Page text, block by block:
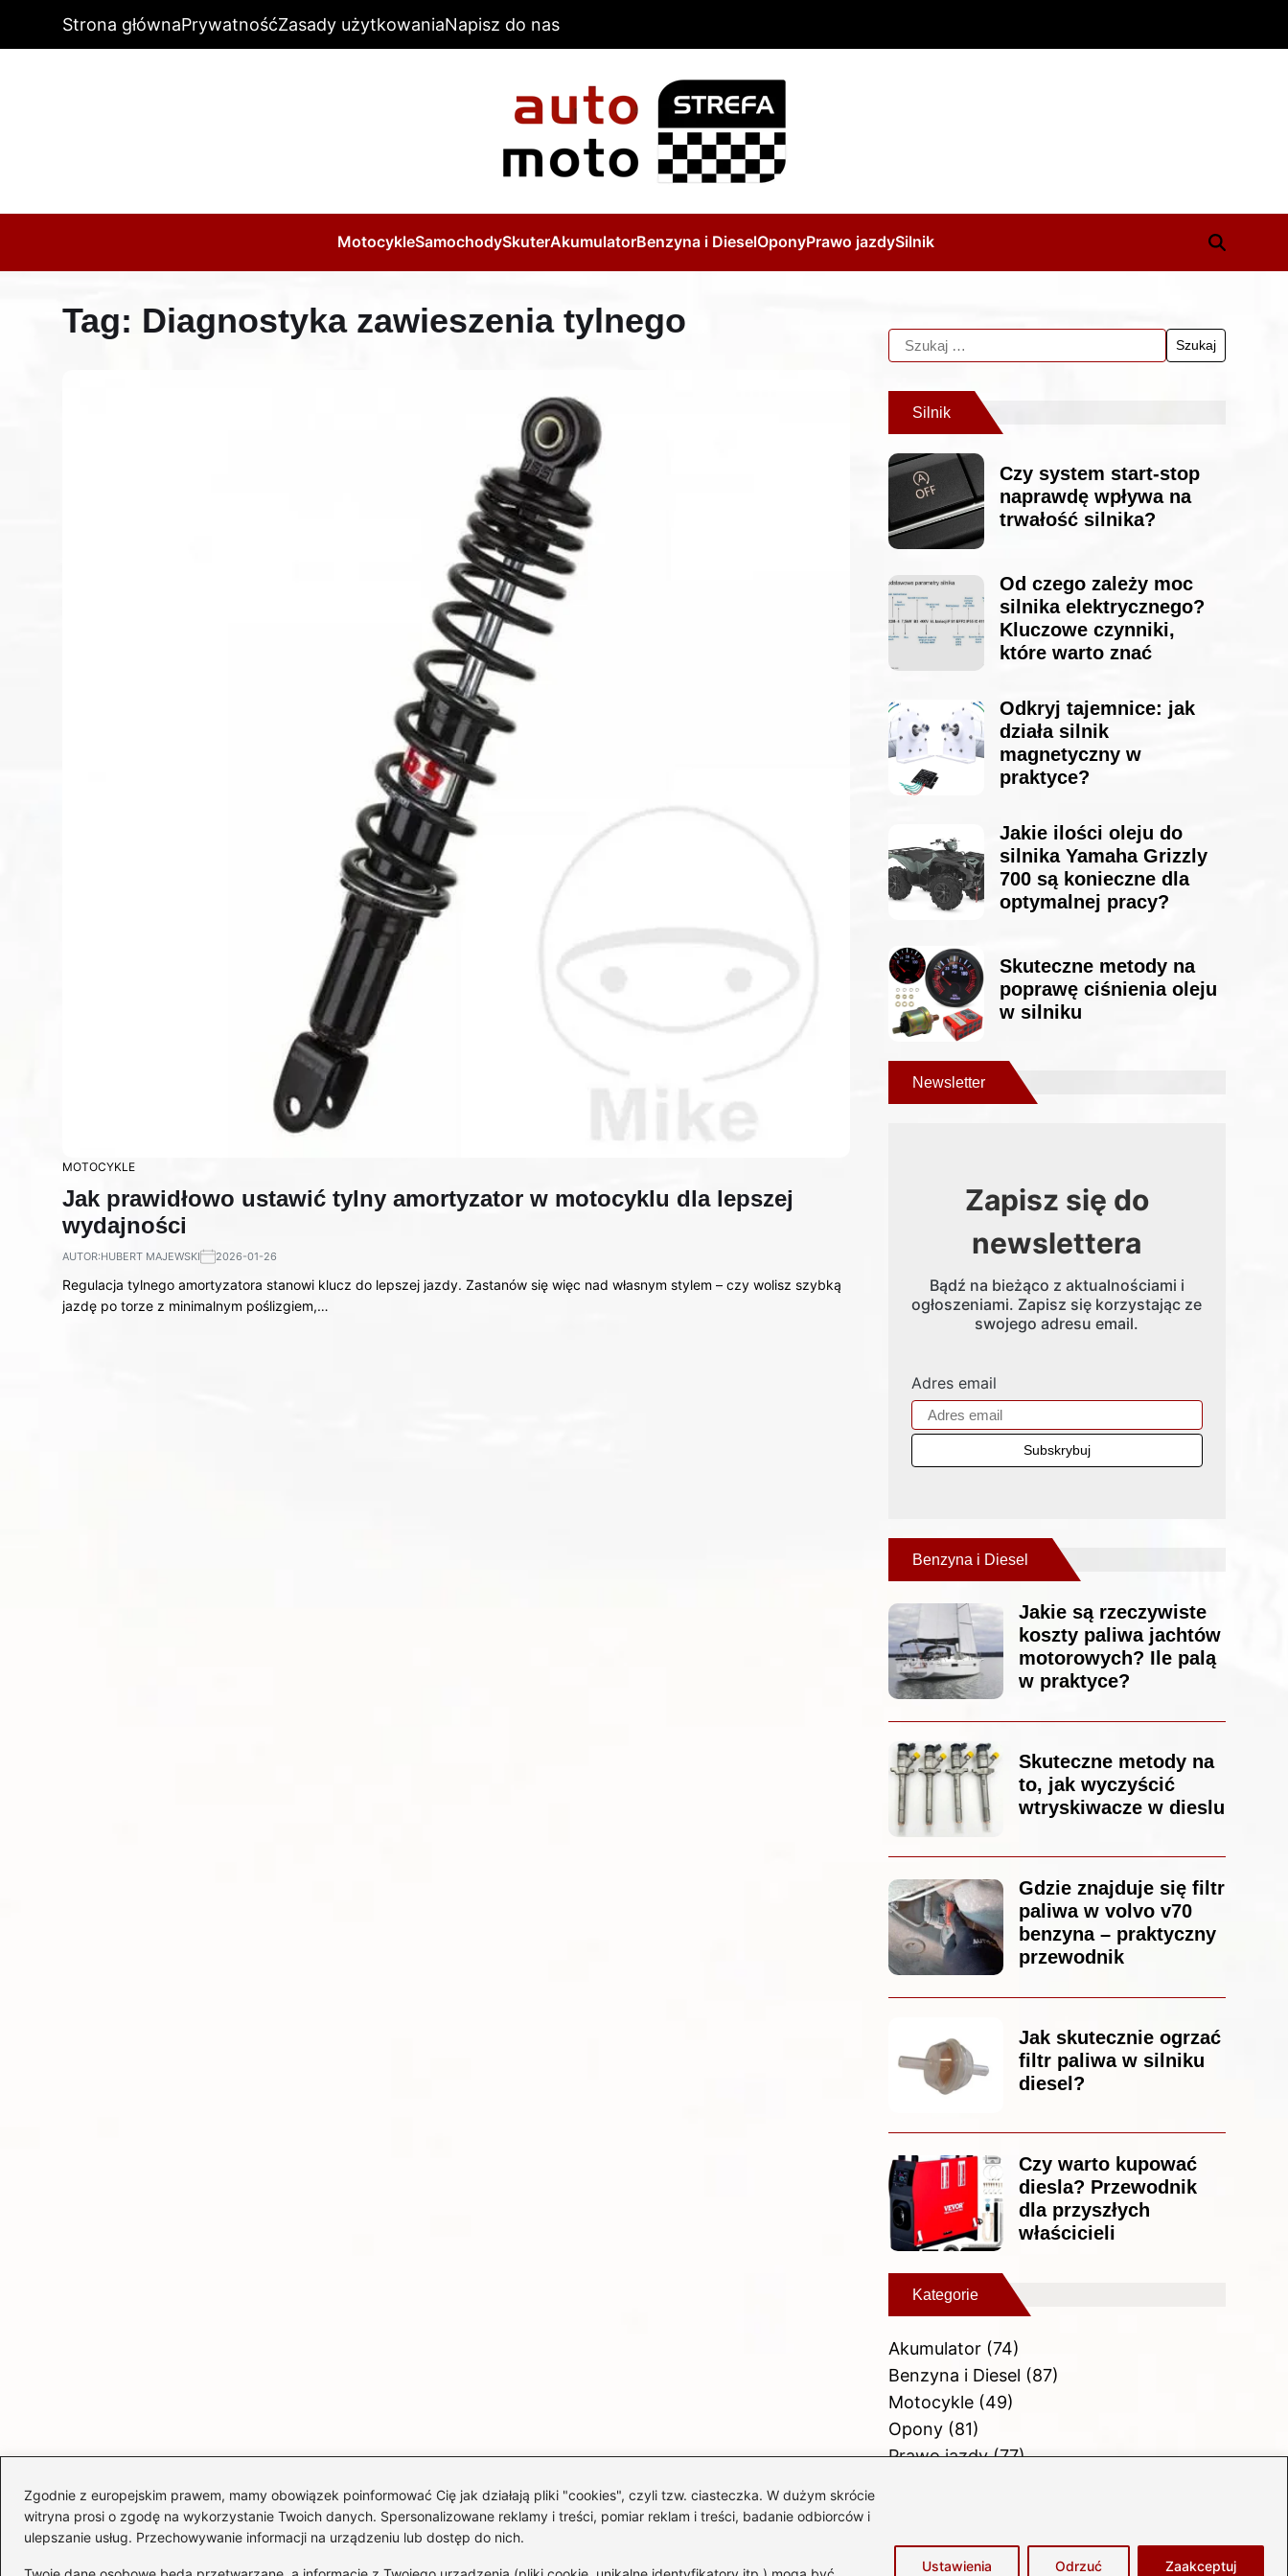
Zgodnie z europejskim prawem, mamy obowiązek poinformować Cię jak działają pliki "cookies", czyli tzw. ciasteczka. W dużym skrócie
witryna prosi o zgodę na wykorzystanie Twoich danych. Spersonalizowane reklamy i treści, pomiar reklam i treści, badanie odbiorców i
ulepszanie usług. Przechowywanie informacji na urządzeniu lub dostęp do nich.
Ustawienia Odrzuć Zaakceptuj
Strona głównaPrywatnośćZasady użytkowaniaNapisz do nas
MotocykleSamochodySkuterAkumulatorBenzyna i DieselOponyPrawo jazdySilnik
Tag: Diagnostyka zawieszenia tylnego
MOTOCYKLE
Jak prawidłowo ustawić tylny amortyzator w motocyklu dla lepszej
wydajności
AUTOR:HUBERT MAJEWSKI 2026-01-26
Regulacja tylnego amortyzatora stanowi klucz do lepszej jazdy. Zastanów się więc nad własnym stylem – czy wolisz szybką
jazdę po torze z minimalnym poślizgiem,…
Silnik
Czy system start-stop
naprawdę wpływa na
trwałość silnika?
Od czego zależy moc
silnika elektrycznego?
Kluczowe czynniki,
które warto znać
Odkryj tajemnice: jak
działa silnik
magnetyczny w
praktyce?
Jakie ilości oleju do
silnika Yamaha Grizzly
700 są konieczne dla
optymalnej pracy?
Skuteczne metody na
poprawę ciśnienia oleju
w silniku
Newsletter
Zapisz się do
newslettera
Bądź na bieżąco z aktualnościami i
ogłoszeniami. Zapisz się korzystając ze
swojego adresu email.
Adres email
Benzyna i Diesel
Jakie są rzeczywiste
koszty paliwa jachtów
motorowych? Ile palą
w praktyce?
Skuteczne metody na
to, jak wyczyścić
wtryskiwacze w dieslu
Gdzie znajduje się filtr
paliwa w volvo v70
benzyna – praktyczny
przewodnik
Jak skutecznie ogrzać
filtr paliwa w silniku
diesel?
Czy warto kupować
diesla? Przewodnik
dla przyszłych
właścicieli
Kategorie
Akumulator(74)
Benzyna i Diesel (87)
Motocykle(49)
Opony(81)
Prawo jazdy(77)